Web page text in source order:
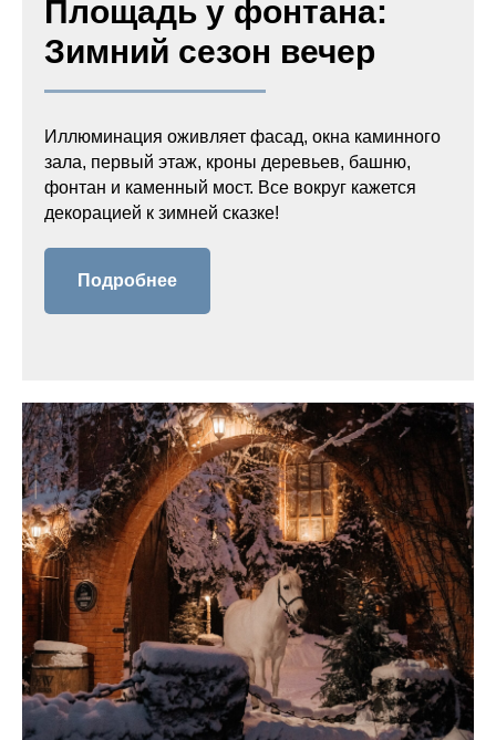
Площадь у фонтана:
Зимний сезон вечер
Иллюминация оживляет фасад, окна каминного
зала, первый этаж, кроны деревьев, башню,
фонтан и каменный мост. Все вокруг кажется
декорацией к зимней сказке!
Подробнее